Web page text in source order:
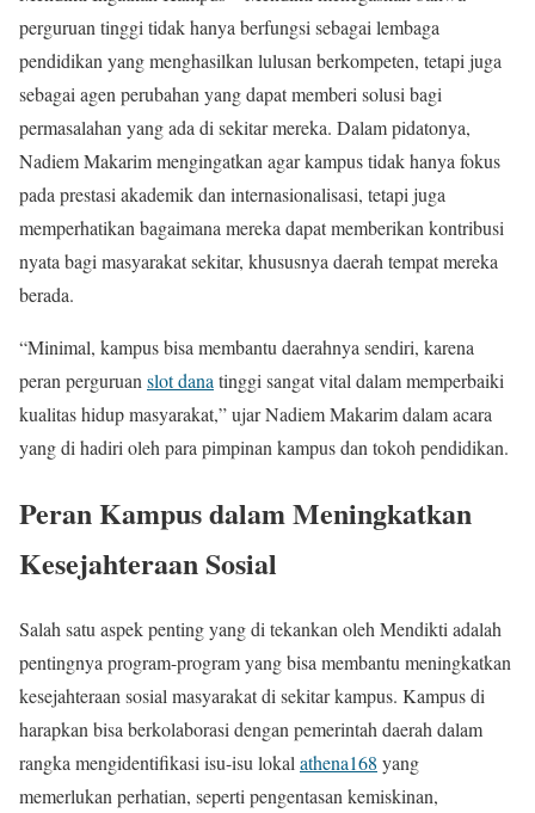
perguruan tinggi tidak hanya berfungsi sebagai lembaga
pendidikan yang menghasilkan lulusan berkompeten, tetapi juga
sebagai agen perubahan yang dapat memberi solusi bagi
permasalahan yang ada di sekitar mereka. Dalam pidatonya,
Nadiem Makarim mengingatkan agar kampus tidak hanya fokus
pada prestasi akademik dan internasionalisasi, tetapi juga
memperhatikan bagaimana mereka dapat memberikan kontribusi
nyata bagi masyarakat sekitar, khususnya daerah tempat mereka
berada.
“Minimal, kampus bisa membantu daerahnya sendiri, karena
peran perguruanslot danatinggi sangat vital dalam memperbaiki
kualitas hidup masyarakat,” ujar Nadiem Makarim dalam acara
yang di hadiri oleh para pimpinan kampus dan tokoh pendidikan.
Peran Kampus dalam Meningkatkan
Kesejahteraan Sosial
Salah satu aspek penting yang di tekankan oleh Mendikti adalah
pentingnya program-program yang bisa membantu meningkatkan
kesejahteraan sosial masyarakat di sekitar kampus. Kampus di
harapkan bisa berkolaborasi dengan pemerintah daerah dalam
rangka mengidentifikasi isu-isu lokal athena168 yang
memerlukan perhatian, seperti pengentasan kemiskinan,